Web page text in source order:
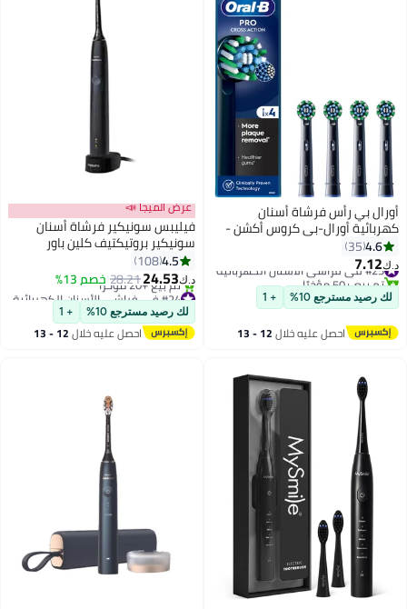
أورال بي رأس فرشاة أسنان
كهربائية أورال-بي كروس أكشن -
عبوة من 4 قطع - أسود
4.6
35
د.ك‏7.12
#25 في فراشي الأسنان الكهربائية
تم بيع +50 مؤخرًا
#25 في فراشي الأسنان الكهربائية
لك رصيد مسترجع 10% + 1
احصل عليه خلال 12 - 13
عرض الميجا 📣
فيليبس سونيكير فرشاة أسنان
سونيكير بروتيكتيف كلين باور
4.5
108
د.ك‏24.53
28.21خصم 13%
#24 في فراشي الأسنان الكهربائية
أقل سعر في 7 يوم
تم بيع +20 مؤخرًا
#24 في فراشي الأسنان الكهربائية
لك رصيد مسترجع 10% + 1
احصل عليه خلال 12 - 13